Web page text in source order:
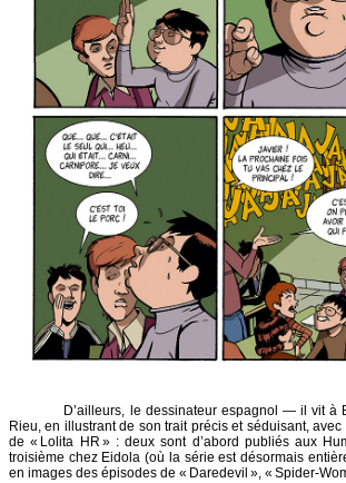
D’ailleurs, le dessinateur espagnol — il vit à
Rieu, en illustrant de son trait précis et séduisant,
de « Lolita HR » : deux sont d’abord publiés aux
troisième chez Eidola (où la série est désormais
en images des épisodes de « Daredevil », « Spider-